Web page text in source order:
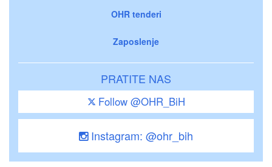
OHR tenderi
Zaposlenje
PRATITE NAS
Follow @OHR_BiH
Instagram: @ohr_bih